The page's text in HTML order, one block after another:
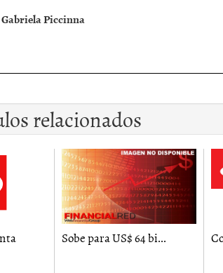
Gabriela Piccinna
relacionados
64 bi... Conta Corrente